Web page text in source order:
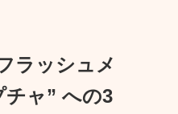
ラッシュメ
ャ” への3